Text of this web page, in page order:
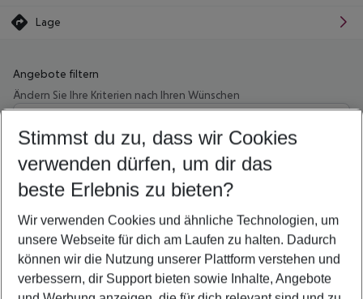
Lage
Angebote filtern
Ändern Sie Ihre Kriterien nach Ihren Wünschen
Wähle deinen Abflughafen
Beliebiger Abflughafen
Wähle deinen Reisezeitraum
5-8 Nächte
2 Erwachsene Keine Kinder
Mehr Filter anzeigen
Stimmst du zu, dass wir Cookies
verwenden dürfen, um dir das
beste Erlebnis zu bieten?
Wir verwenden Cookies und ähnliche Technologien, um
unsere Webseite für dich am Laufen zu halten. Dadurch
können wir die Nutzung unserer Plattform verstehen und
verbessern, dir Support bieten sowie Inhalte, Angebote